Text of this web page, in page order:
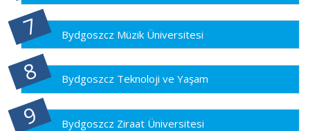
Bydgoszcz Müzik Üniversitesi
Bydgoszcz Teknoloji ve Yaşam
Bydgoszcz Ziraat Üniversitesi